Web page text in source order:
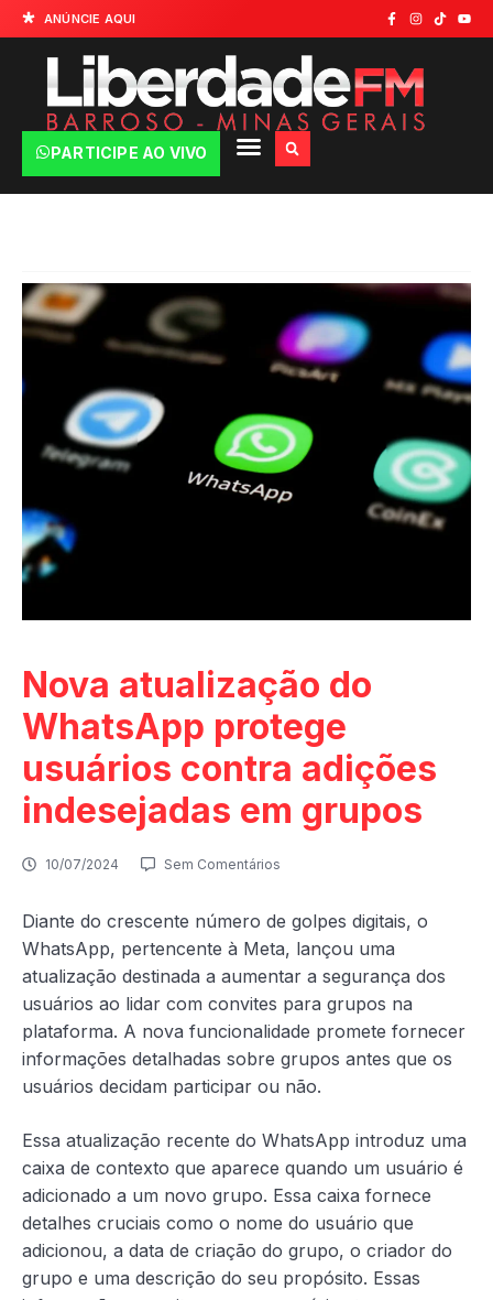
ANÚNCIE AQUI
PARTICIPE AO VIVO
Nova atualização do
WhatsApp protege
usuários contra adições
indesejadas em grupos
10/07/2024 Sem Comentários
Diante do crescente número de golpes digitais, o
WhatsApp, pertencente à Meta, lançou uma
atualização destinada a aumentar a segurança dos
usuários ao lidar com convites para grupos na
plataforma. A nova funcionalidade promete fornecer
informações detalhadas sobre grupos antes que os
usuários decidam participar ou não.
Essa atualização recente do WhatsApp introduz uma
caixa de contexto que aparece quando um usuário é
adicionado a um novo grupo. Essa caixa fornece
detalhes cruciais como o nome do usuário que
adicionou, a data de criação do grupo, o criador do
grupo e uma descrição do seu propósito. Essas